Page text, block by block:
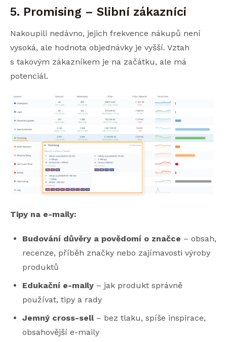
5. Promising – Slibní zákazníci
Nakoupili nedávno, jejich frekvence nákupů není
vysoká, ale hodnota objednávky je vyšší. Vztah
s takovým zákazníkem je na začátku, ale má
potenciál.
Tipy na e-maily:
Budování důvěry a povědomí o značce – obsah,
recenze, příběh značky nebo zajímavosti výroby
produktů
Edukační e-maily – jak produkt správně
používat, tipy a rady
Jemný cross-sell– bez tlaku, spíše inspirace,
obsahovější e-maily